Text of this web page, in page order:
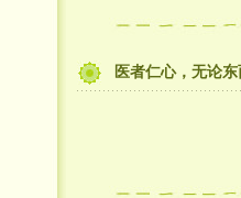
医者仁心，无论东